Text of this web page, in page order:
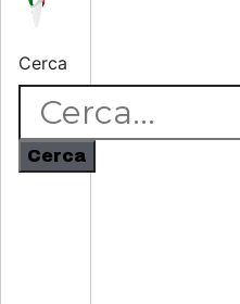
Cerca
Cerca